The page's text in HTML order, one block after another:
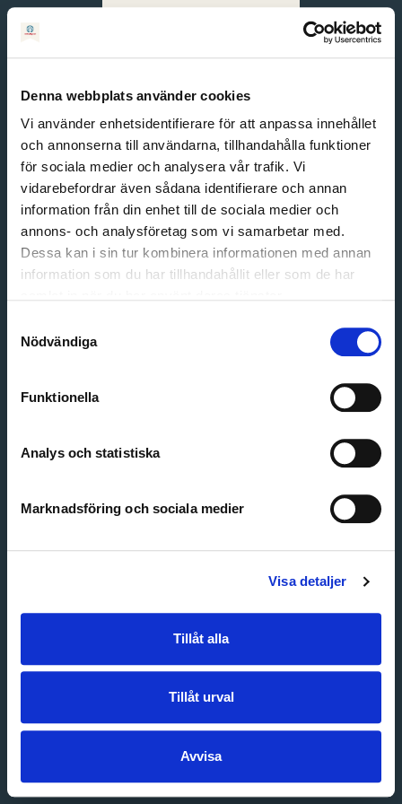
Denna webbplats använder cookies
Vi använder enhetsidentifierare för att anpassa innehållet
och annonserna till användarna, tillhandahålla funktioner
för sociala medier och analysera vår trafik. Vi
vidarebefordrar även sådana identifierare och annan
information från din enhet till de sociala medier och
annons- och analysföretag som vi samarbetar med.
Dessa kan i sin tur kombinera informationen med annan
information som du har tillhandahållit eller som de har
Nödvändiga
Funktionella
Analys och statistiska
Marknadsföring och sociala medier
Visa detaljer
Tillåt alla
Tillåt urval
Avvisa
English
Svenska
Email address
Customer service